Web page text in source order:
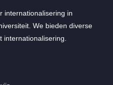
internationalisering in
We bieden diverse